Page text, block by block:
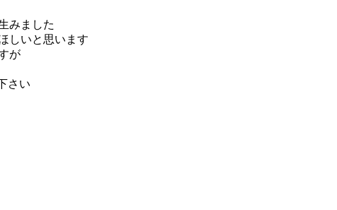
みました
しいと思います
が
さい